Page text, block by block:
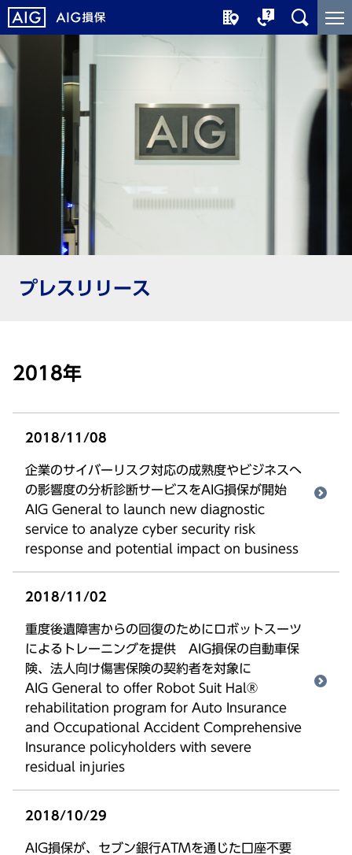
メ
イ
ン
コ
テ
こ
こ
か
ら
イ
プレスリリース
2018年
2018/11/08
企業のサイバーリスク対応の成熟度やビジネスへ
の影響度の分析診断サービスをAIG損保が開始
AIG General to launch new diagnostic
service to analyze cyber security risk
response and potential impact on business
2018/11/02
重度後遺障害からの回復のためにロボットスーツ
によるトレーニングを提供 AIG損保の自動車保
険、法人向け傷害保険の契約者を対象に
AIG General to offer Robot Suit Hal®
rehabilitation program for Auto Insurance
and Occupational Accident Comprehensive
Insurance policyholders with severe
residual injuries
2018/10/29
AIG損保が、セブン銀行ATMを通じた口座不要